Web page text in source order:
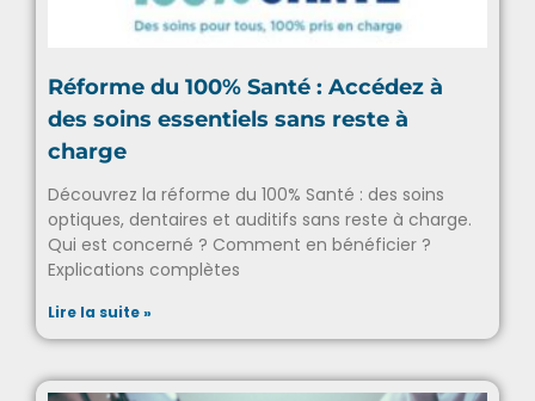
des soins essentiels sans reste à
charge
Découvrez la réforme du 100% Santé : des soins
Qui est concerné ? Comment en bénéficier ?
Explications complètes
Lire la suite »